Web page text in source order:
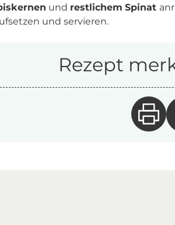
und restlichem Spinat
und servieren.
Rezept